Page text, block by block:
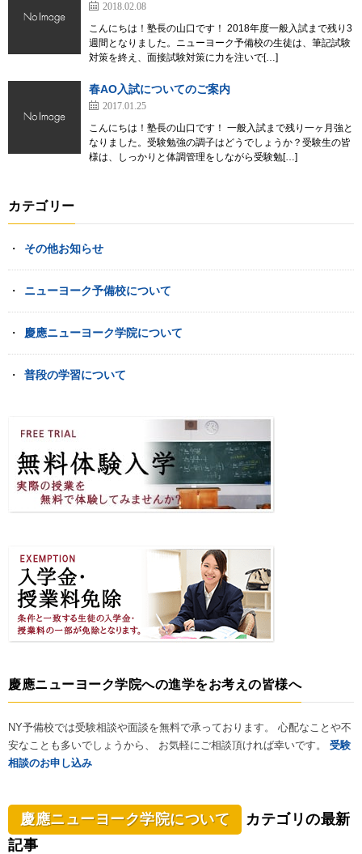
2018.02.08
こんにちは！塾長の山口です！ 2018年度一般入試まで残り3
週間となりました。ニューヨーク予備校の生徒は、筆記試験
対策を終え、面接試験対策に力を注いで[…]
春AO入試についてのご案内
2017.01.25
こんにちは！塾長の山口です！ 一般入試まで残り一ヶ月強と
なりました。受験勉強の調子はどうでしょうか？受験生の皆
様は、しっかりと体調管理をしながら受験勉[…]
カテゴリー
その他お知らせ
ニューヨーク予備校について
慶應ニューヨーク学院について
普段の学習について
慶應ニューヨーク学院への進学をお考えの皆様へ
NY予備校では受験相談や面談を無料で承っております。 心配なことや不
安なことも多いでしょうから、 お気軽にご相談頂ければ幸いです。 受験
相談のお申し込み
慶應ニューヨーク学院について
カテゴリの最新
記事